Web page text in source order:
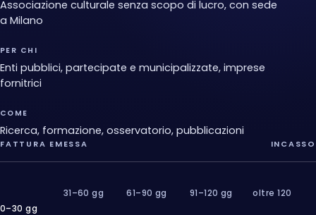
Associazione culturale senza scopo di lucro, con sede
a Milano
PER CHI
Enti pubblici, partecipate e municipalizzate, imprese
fornitrici
COME
Ricerca, formazione, osservatorio, pubblicazioni
FATTURA EMESSA INCASSO
0–30 gg
31–60 gg 61–90 gg 91–120 gg oltre 120